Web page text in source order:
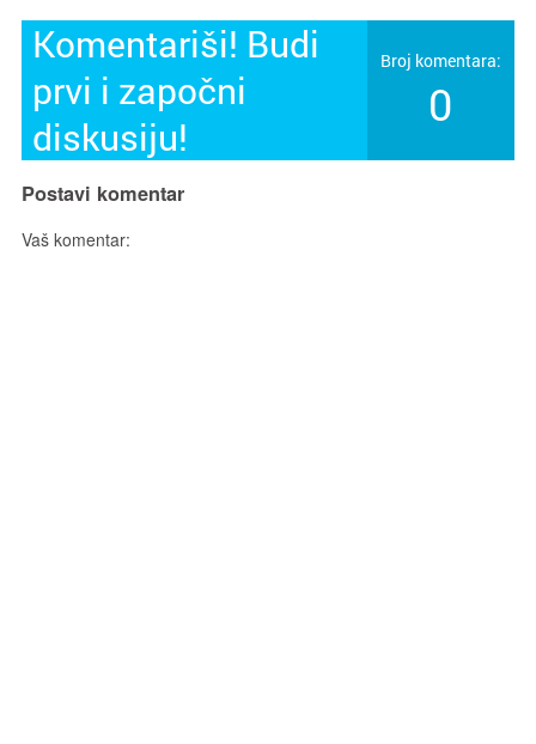
Komentariši! Budi
prvi i započni
diskusiju!
Broj komentara:
0
Postavi komentar
Vaš komentar: